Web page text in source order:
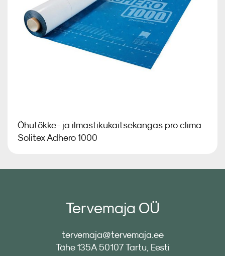
Õhutõkke- ja ilmastikukaitsekangas pro clima
Solitex Adhero 1000
Tervemaja OÜ
tervemaja@tervemaja.ee
Tähe 135A 50107 Tartu, Eesti